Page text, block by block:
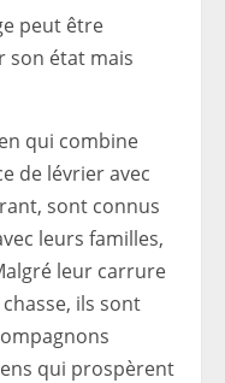
peut être
son état mais
qui combine
de lévrier avec
sont connus
leurs familles,
leur carrure
ils sont
qui prospèrent